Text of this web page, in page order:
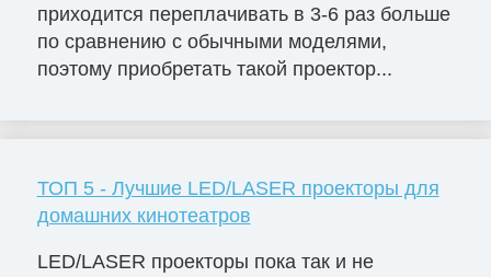
приходится переплачивать в 3-6 раз больше
по сравнению с обычными моделями,
поэтому приобретать такой проектор...
ТОП 5 - Лучшие LED/LASER проекторы для
домашних кинотеатров
LED/LASER проекторы пока так и не